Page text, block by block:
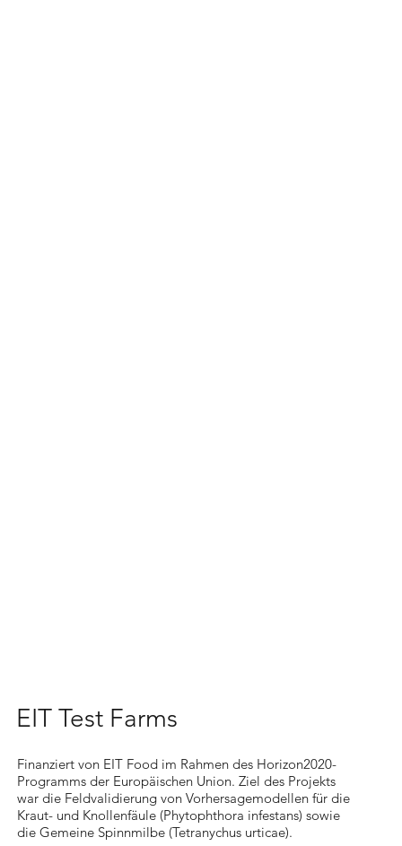
EIT Test Farms
Finanziert von EIT Food im Rahmen des Horizon2020-
Programms der Europäischen Union. Ziel des Projekts
war die Feldvalidierung von Vorhersagemodellen für die
Kraut- und Knollenfäule (Phytophthora infestans) sowie
die Gemeine Spinnmilbe (Tetranychus urticae).